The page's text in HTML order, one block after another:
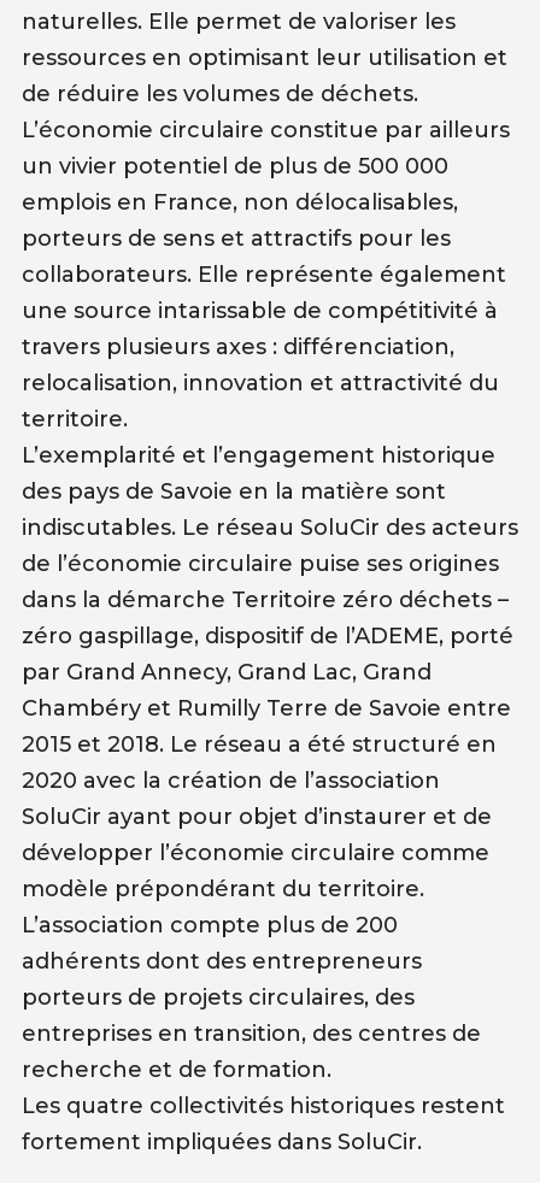
naturelles. Elle permet de valoriser les
ressources en optimisant leur utilisation et
de réduire les volumes de déchets.
L’économie circulaire constitue par ailleurs
un vivier potentiel de plus de 500 000
emplois en France, non délocalisables,
porteurs de sens et attractifs pour les
collaborateurs. Elle représente également
une source intarissable de compétitivité à
travers plusieurs axes : différenciation,
relocalisation, innovation et attractivité du
territoire.
L’exemplarité et l’engagement historique
des pays de Savoie en la matière sont
indiscutables. Le réseau SoluCir des acteurs
de l’économie circulaire puise ses origines
dans la démarche Territoire zéro déchets –
zéro gaspillage, dispositif de l’ADEME, porté
par Grand Annecy, Grand Lac, Grand
Chambéry et Rumilly Terre de Savoie entre
2015 et 2018. Le réseau a été structuré en
2020 avec la création de l’association
SoluCir ayant pour objet d’instaurer et de
développer l’économie circulaire ​comme
modèle prépondérant du territoire.
L’association compte plus de 200
adhérents dont des entrepreneurs
porteurs de projets circulaires, des
entreprises en transition, des centres de
recherche et de formation.
Les quatre collectivités historiques restent
fortement impliquées dans SoluCir.